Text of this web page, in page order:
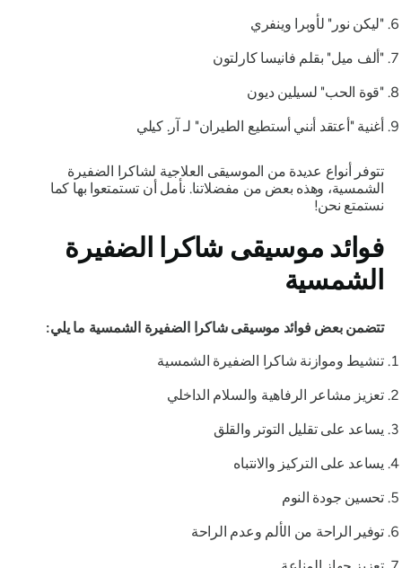
"ليكن نور" لأوبرا وينفري
"ألف ميل" بقلم فانيسا كارلتون
"قوة الحب" لسيلين ديون
أغنية "أعتقد أنني أستطيع الطيران" لـ آر. كيلي
تتوفر أنواع عديدة من الموسيقى العلاجية لشاكرا الضفيرة
الشمسية، وهذه بعض من مفضلاتنا. نأمل أن تستمتعوا بها كما
نستمتع نحن!
فوائد موسيقى شاكرا الضفيرة
الشمسية
تتضمن بعض فوائد موسيقى شاكرا الضفيرة الشمسية ما يلي:
تنشيط وموازنة شاكرا الضفيرة الشمسية
تعزيز مشاعر الرفاهية والسلام الداخلي
يساعد على تقليل التوتر والقلق
يساعد على التركيز والانتباه
تحسين جودة النوم
توفير الراحة من الألم وعدم الراحة